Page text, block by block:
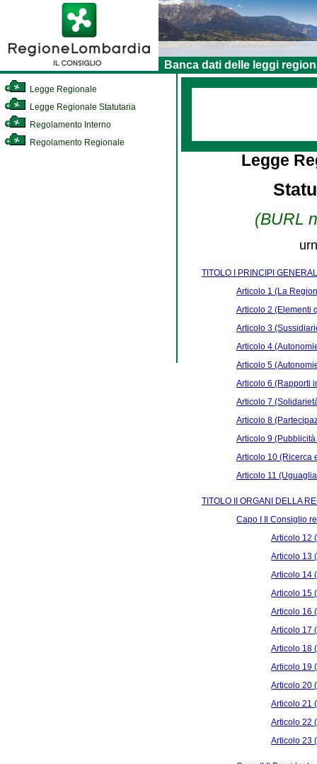
Banca dati delle leggi
Legge Regionale
Legge Regionale Statutaria
Regolamento Interno
Regolamento Regionale
Legge
(BURL
TITOLO I PRINCIPI
Articolo 1 (La
Articolo 2 (Elementi
Articolo 3
Articolo 4
Articolo 5
Articolo 6 (Rapporti
Articolo 7
Articolo 8
Articolo 9
Articolo 10 (Ricerca
Articolo 11
TITOLO II ORGANI DELLA
Capo I Il Consiglio
Articolo 12
Articolo 13
Articolo 14
Articolo 15
Articolo 16
Articolo 17
Articolo 18
Articolo 19
Articolo 20
Articolo 21
Articolo 22
Articolo 23